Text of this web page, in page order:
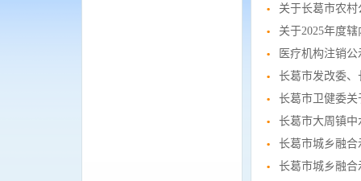
关于长葛市农
关于2025年度
医疗机构注销公
长葛市卫健委
长葛市大周镇
长葛市城乡融合